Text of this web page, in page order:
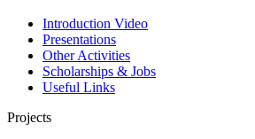
Introduction Video
Presentations
Other Activities
Scholarships & Jobs
Useful Links
Projects